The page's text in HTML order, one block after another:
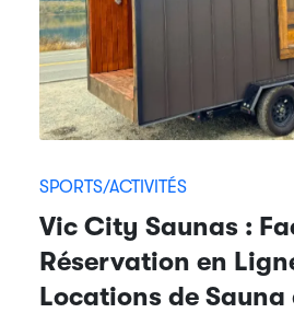
SPORTS/ACTIVITÉS
Vic City Saunas :
Réservation en
Locations de Sauna